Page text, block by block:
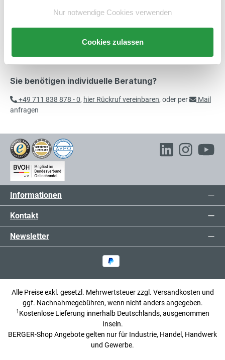
Nur notwendige Cookies verwenden
Cookies zulassen
Rammschutzgeländer
139,00 €*
Rammschutzgeländer
183,00 €*
exkl. 34,77 € MwSt.
Mittelpfosten für das
Rammschutzgeländer System Profi
169,00 €*
exkl. 32,11 € MwSt.
1m Querbalken für
Rammschutzgeländer
Sie benötigen individuelle Beratung?
+49 711 838 878 - 0, hier Rückruf vereinbaren, oder per
Mail
anfragen
Informationen
Kontakt
Newsletter
Alle Preise exkl. gesetzl. Mehrwertsteuer zzgl. Versandkosten und
ggf. Nachnahmegebühren, wenn nicht anders angegeben.
1 Kostenlose Lieferung innerhalb Deutschlands, ausgenommen
Inseln.
BERGER-Shop Angebote gelten nur für Industrie, Handel, Handwerk
und Gewerbe.